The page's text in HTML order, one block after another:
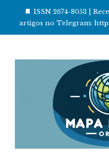
ISSN 2674-8053 |
artigos no Telegram: